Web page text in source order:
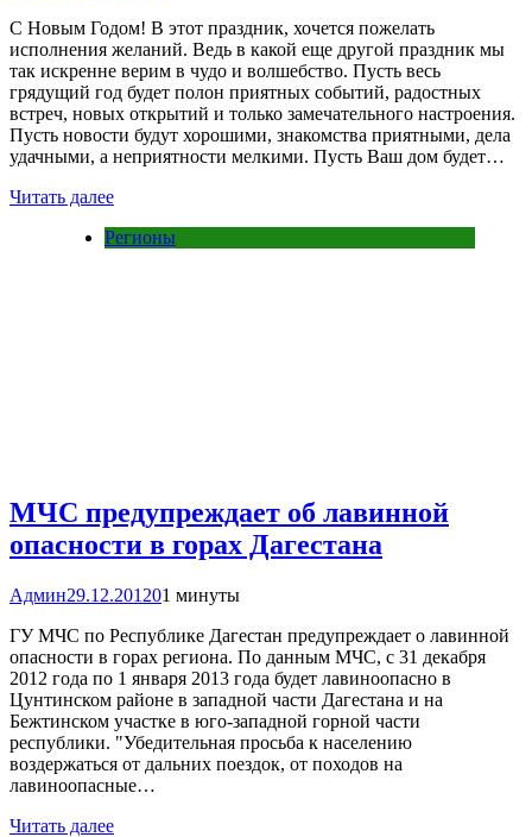
С Новым Годом! В этот праздник, хочется пожелать
исполнения желаний. Ведь в какой еще другой праздник мы
так искренне верим в чудо и волшебство. Пусть весь
грядущий год будет полон приятных событий, радостных
встреч, новых открытий и только замечательного настроения.
Пусть новости будут хорошими, знакомства приятными, дела
удачными, а неприятности мелкими. Пусть Ваш дом будет…
Читать далее
Регионы
МЧС предупреждает об лавинной
опасности в горах Дагестана
Админ29.12.201201 минуты
ГУ МЧС по Республике Дагестан предупреждает о лавинной
опасности в горах региона. По данным МЧС, с 31 декабря
2012 года по 1 января 2013 года будет лавиноопасно в
Цунтинском районе в западной части Дагестана и на
Бежтинском участке в юго-западной горной части
республики. "Убедительная просьба к населению
воздержаться от дальних поездок, от походов на
лавиноопасные…
Читать далее